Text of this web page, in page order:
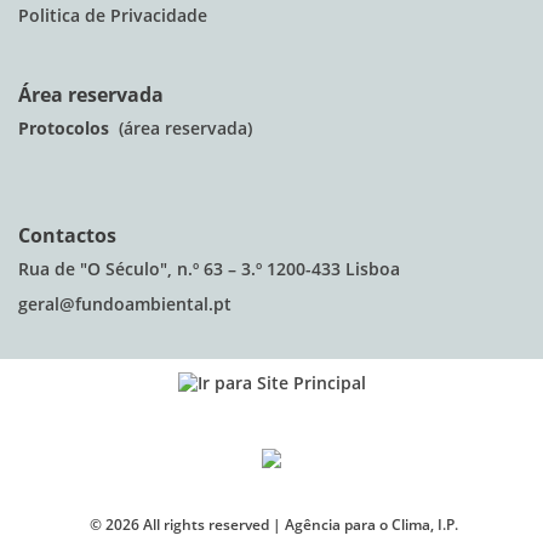
Politica de Privacidade
Área reservada
Protocolos (área reservada)
Contactos
Rua de "O Século", n.º 63 – 3.º 1200-433 Lisboa
geral@fundoambiental.pt
© 2026All rights reserved | Agência para o Clima, I.P.